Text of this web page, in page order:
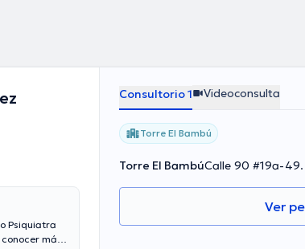
Psiquiatra
más
Consultorio 1 Videoconsulta
Torre El Bambú
Torre El BambúCalle 90 #19a-49.
Ver